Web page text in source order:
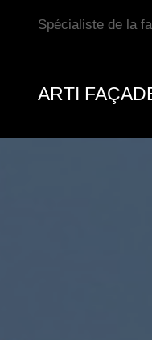
Spécialiste de la
ARTI